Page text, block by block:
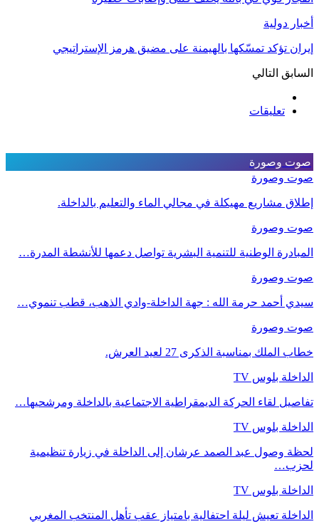
أخبار دولية
إيران تؤكد تمسّكها بالهيمنة على مضيق هرمز الإستراتيجي
السابق التالي
تعليقات
صوت وصورة
صوت وصورة
إطلاق مشاريع مهيكلة في مجالي الماء والتعليم بالداخلة.
صوت وصورة
المبادرة الوطنية للتنمية البشرية تواصل دعمها للأنشطة المدرة…
صوت وصورة
سيدي أحمد حرمة الله : جهة الداخلة-وادي الذهب، قطب تنموي…
صوت وصورة
خطاب الملك بمناسبة الذكرى 27 لعيد العرش.
الداخلة بلوس TV
تفاصيل لقاء الحركة الديمقراطية الاجتماعية بالداخلة ومرشحيها…
الداخلة بلوس TV
لحظة وصول عبد الصمد عرشان إلى الداخلة في زيارة تنظيمية
لحزب…
الداخلة بلوس TV
الداخلة تعيش ليلة احتفالية بامتياز عقب تأهل المنتخب المغربي